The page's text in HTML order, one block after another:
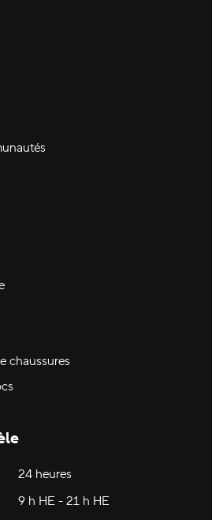
chaussures
24 heures24 heures
9 h HE - 21 h HE9 h HE - 21 h HE